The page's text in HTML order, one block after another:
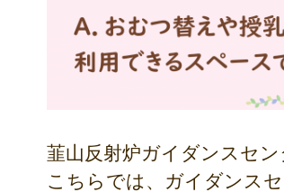
韮山反射炉ガイダンスセ
こちらでは、ガイダンス